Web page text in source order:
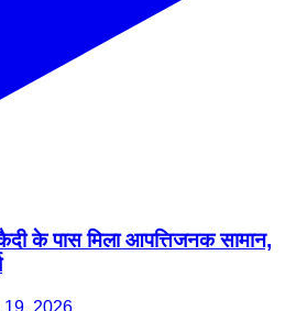
के पास मिला आपत्तिजनक सामान,
2026